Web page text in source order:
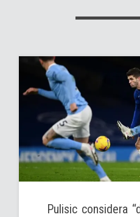
Pulisic considera